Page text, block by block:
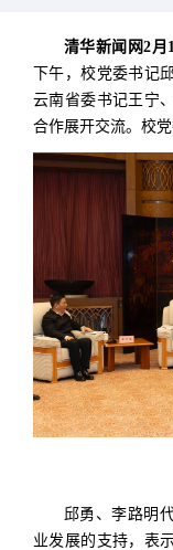
清华新闻网2月
下午，校党委书记
云南省委书记王宁
合作展开交流。校
邱勇、李路明
业发展的支持，表